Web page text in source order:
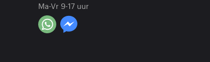
Ma-Vr 9-17 uur